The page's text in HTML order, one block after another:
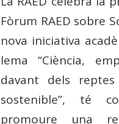
Fòrum RAED sobre
nova iniciativa
lema “Ciència,
davant dels
sostenible”, té
promoure una